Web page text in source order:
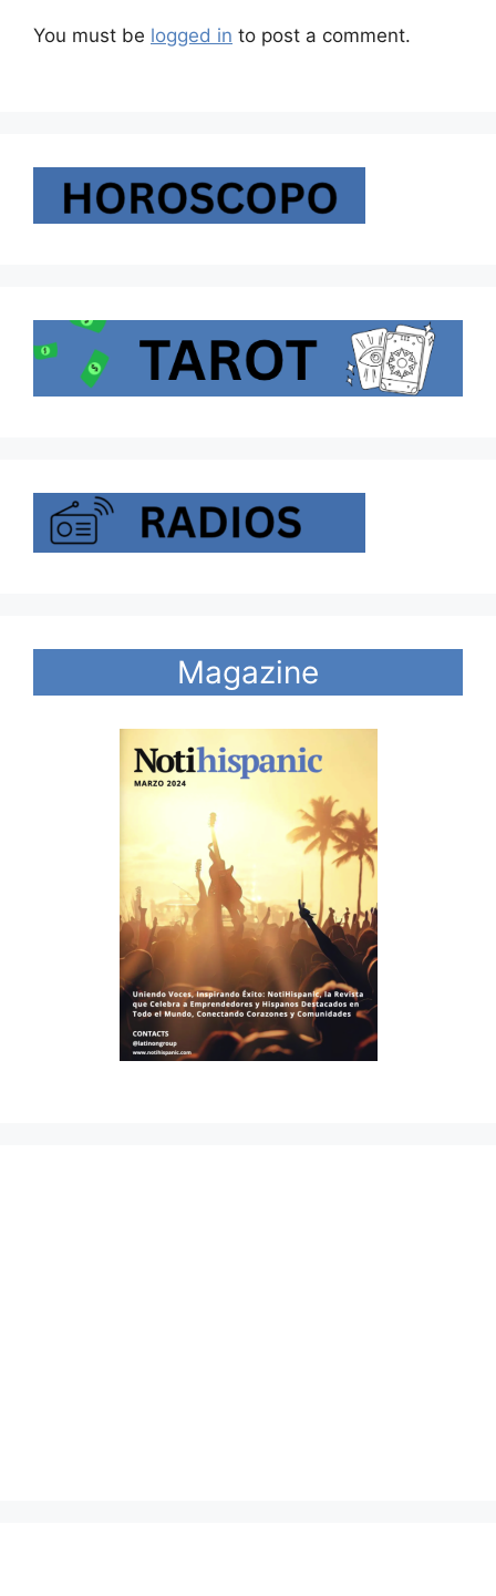
You must be logged in to post a comment.
Magazine